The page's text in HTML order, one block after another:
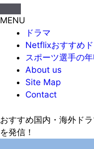
MENU
ドラマ
Netflixおすすめ
スポーツ選手の
About us
Site Map
Contact
おすすめ国内・海外ド
を発信！